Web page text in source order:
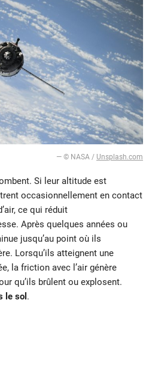
— © NASA / Unsplash.com
Si leur altitude est
occasionnellement en contact
ce qui réduit
Après quelques années ou
jusqu’au point où ils
Lorsqu’ils atteignent une
la friction avec l’air génère
qu’ils brûlent ou explosent.
le sol .